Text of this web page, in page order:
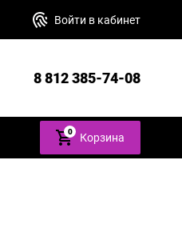
Войти в кабинет
8 812 385-74-08
0 Корзина